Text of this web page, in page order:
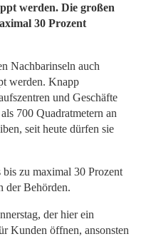
werden. Die großen
30 Prozent
Nachbarinseln auch
werden. Knapp
und Geschäfte
700 Quadratmetern an
seit heute dürfen sie
zu maximal 30 Prozent
der Behörden.
der hier ein
Kunden öffnen, ansonsten